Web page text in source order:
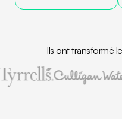
Ils ont transformé